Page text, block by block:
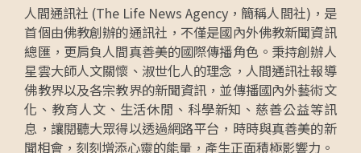
人間通訊社 (The Life News Agency，簡稱人間社)，是
首個由佛教創辦的通訊社，不僅是國內外佛教新聞資訊
總匯，更肩負人間真善美的國際傳播角色。秉持創辦人
星雲大師人文關懷、淑世化人的理念，人間通訊社報導
佛教界以及各宗教界的新聞資訊，並傳播國內外藝術文
化、教育人文、生活休閒、科學新知、慈善公益等訊
息，讓閱聽大眾得以透過網路平台，時時與真善美的新
聞相會，刻刻增添心靈的能量，產生正面積極影響力。